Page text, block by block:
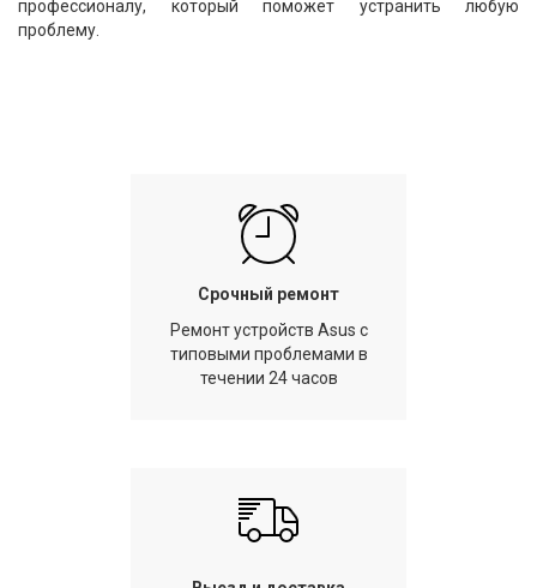
профессионалу, который поможет устранить любую
проблему.
Срочный ремонт
Ремонт устройств Asus с
типовыми проблемами в
течении 24 часов